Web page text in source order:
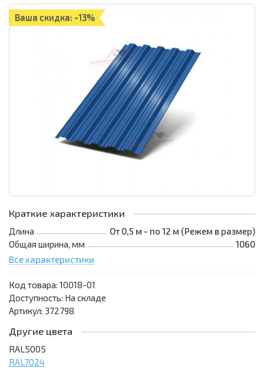
Ваша скидка: -13%
Краткие характеристики
Длина
От 0,5 м - по 12 м (Режем в размер)
Общая ширина, мм
1060
Все характеристики
Код товара: 10018-01
Доступность: На складе
Артикул: 372798
Другие цвета
RAL5005
RAL7024